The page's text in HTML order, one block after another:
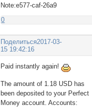
Note:e577-caf-26a9
0
Поделиться2017-03-
15 19:42:16
Paid instantly again!
The amount of 1.18 USD has
been deposited to your Perfect
Money account. Accounts: